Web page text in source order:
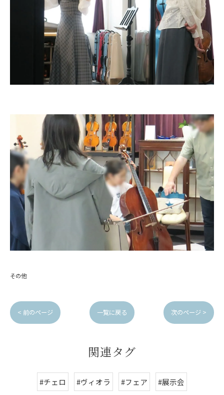
その他
< 前のページ 一覧に戻る 次のページ >
関連タグ
#チェロ #ヴィオラ #フェア #展示会